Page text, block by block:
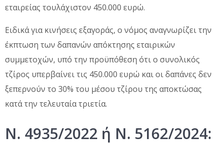
εταιρείας τουλάχιστον 450.000 ευρώ.
Ειδικά για κινήσεις εξαγοράς, ο νόμος αναγνωρίζει την
έκπτωση των δαπανών απόκτησης εταιρικών
συμμετοχών, υπό την προϋπόθεση ότι ο συνολικός
τζίρος υπερβαίνει τις 450.000 ευρώ και οι δαπάνες δεν
ξεπερνούν το 30% του μέσου τζίρου της αποκτώσας
κατά την τελευταία τριετία.
Ν. 4935/2022 ή Ν. 5162/2024: